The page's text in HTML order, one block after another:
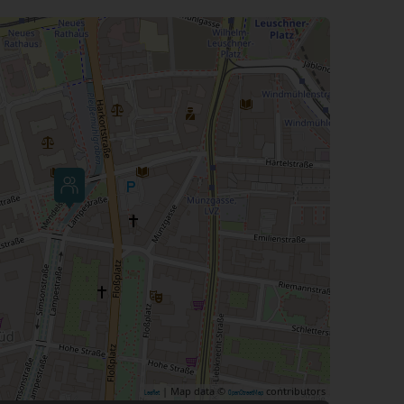
Leaflet | Map data © OpenStreetMap contributors